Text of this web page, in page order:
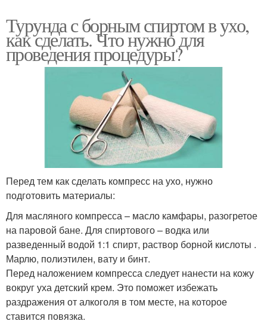
Турунда с борным спиртом в ухо,
как сделать. Что нужно для
проведения процедуры?
Перед тем как сделать компресс на ухо, нужно
подготовить материалы:
Для масляного компресса – масло камфары, разогретое
на паровой бане. Для спиртового – водка или
разведенный водой 1:1 спирт, раствор борной кислоты .
Марлю, полиэтилен, вату и бинт.
Перед наложением компресса следует нанести на кожу
вокруг уха детский крем. Это поможет избежать
раздражения от алкоголя в том месте, на которое
ставится повязка.